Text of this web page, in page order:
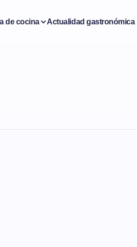
de cocina Actualidad gastronómica